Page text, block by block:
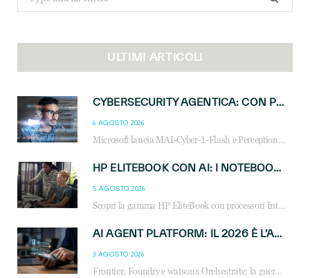
for:
ULTIMI ARTICOLI
CYBERSECURITY AGENTICA: CON PERCEPTION E MAI-CYBER-1-FLASH MICROSOFT APRE NUOVI SERVIZI PER IL CANALE
6 AGOSTO 2026
Microsoft lancia MAI-Cyber-1-Flash e Perception: cybersecurity agentica in preview dal 3 novembre. Cosa cambia per MSP, system integrator e reseller.
HP ELITEBOOK CON AI: I NOTEBOOK BUSINESS INTELLIGENTI CHE TRASFORMANO PRODUTTIVITÀ, SICUREZZA E LAVORO IBRIDO
5 AGOSTO 2026
Scopri la gamma HP EliteBook con processori Intel® Core™ Ultra e AMD Ryzen™ AI. Notebook business progettati per aumentare la produttività, migliorare la collaborazione e garantire sicurezza avanzata in ufficio e in mobilità.
AI AGENT PLATFORM: IL 2026 È L’ANNO DEL «SISTEMA OPERATIVO» PER GLI AGENTI AZIENDALI
3 AGOSTO 2026
Frontier, Foundry e watsonx Orchestrate: la guerra delle piattaforme AI agent ridisegna il mercato IT. Cosa cambia per reseller, MSP e system integrator.